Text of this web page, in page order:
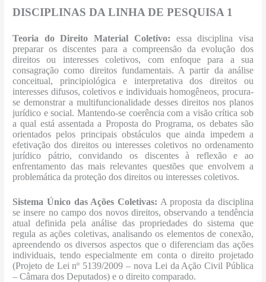
DISCIPLINAS DA LINHA DE PESQUISA 1
Teoria do Direito Material Coletivo: essa disciplina visa
preparar os discentes para a compreensão da evolução dos
direitos ou interesses coletivos, com enfoque para a sua
consagração como direitos fundamentais. A partir da análise
conceitual, principiológica e interpretativa dos direitos ou
interesses difusos, coletivos e individuais homogêneos, procura-
se demonstrar a multifuncionalidade desses direitos nos planos
jurídico e social. Mantendo-se coerência com a visão crítica sob
a qual está assentada a Proposta do Programa, os debates são
orientados pelos principais obstáculos que ainda impedem a
efetivação dos direitos ou interesses coletivos no ordenamento
jurídico pátrio, convidando os discentes à reflexão e ao
enfrentamento das mais relevantes questões que envolvem a
problemática da proteção dos direitos ou interesses coletivos.
Sistema Único das Ações Coletivas: A proposta da disciplina
se insere no campo dos novos direitos, observando a tendência
atual definida pela análise das propriedades do sistema que
regula as ações coletivas, analisando os elementos de conexão,
apreendendo os diversos aspectos que o diferenciam das ações
individuais, tendo especialmente em conta o direito projetado
(Projeto de Lei nº 5139/2009 – nova Lei da Ação Civil Pública
– Câmara dos Deputados) e o direito comparado.